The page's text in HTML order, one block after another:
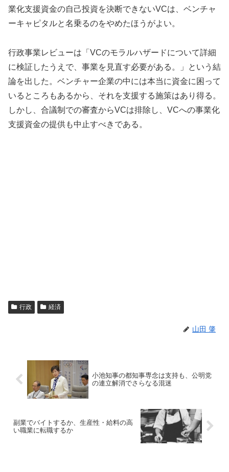
業化支援資金の自己投資を決断できないVCは、ベンチャ
ーキャピタルと名乗るのをやめたほうがよい。
行政事業レビューは「VCのモラルハザードについて詳細
に検証したうえで、事業を見直す必要がある。」という結
論を出した。ベンチャー企業の中には本当に資金に困って
いるところもあるから、それを支援する施策はあり得る。
しかし、合議制での審査からVCは排除し、VCへの事業化
支援資金の提供も中止すべきである。
行政 経済
山田 肇
小池知事の都知事専念は支持も、公明党
の連立解消でさらなる混迷
副業でバイトするか、生産性・給料の高
い職業に転職するか